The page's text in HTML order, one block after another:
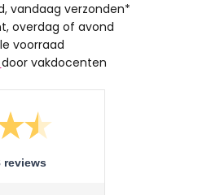
vandaag verzonden*
overdag of avond
voorraad
door vakdocenten
reviews